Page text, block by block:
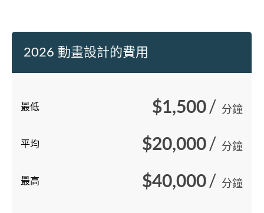
2026 動畫設計的費用
最低 $1,500/ 分鐘
平均 $20,000/ 分鐘
最高 $40,000/ 分鐘